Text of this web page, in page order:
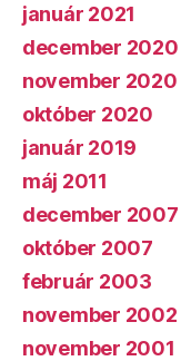
január 2021
december 2020
november 2020
október 2020
január 2019
máj 2011
december 2007
október 2007
február 2003
november 2002
november 2001